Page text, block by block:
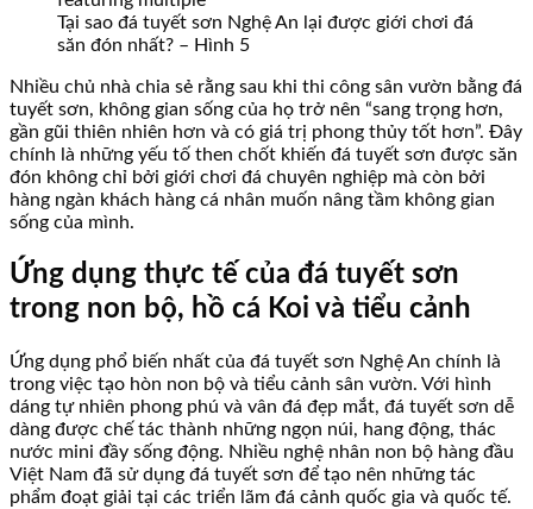
Tại sao đá tuyết sơn Nghệ An lại được giới chơi đá
săn đón nhất? – Hình 5
Nhiều chủ nhà chia sẻ rằng sau khi thi công sân vườn bằng đá
tuyết sơn, không gian sống của họ trở nên “sang trọng hơn,
gần gũi thiên nhiên hơn và có giá trị phong thủy tốt hơn”. Đây
chính là những yếu tố then chốt khiến đá tuyết sơn được săn
đón không chỉ bởi giới chơi đá chuyên nghiệp mà còn bởi
hàng ngàn khách hàng cá nhân muốn nâng tầm không gian
sống của mình.
Ứng dụng thực tế của đá tuyết sơn
trong non bộ, hồ cá Koi và tiểu cảnh
Ứng dụng phổ biến nhất của đá tuyết sơn Nghệ An chính là
trong việc tạo hòn non bộ và tiểu cảnh sân vườn. Với hình
dáng tự nhiên phong phú và vân đá đẹp mắt, đá tuyết sơn dễ
dàng được chế tác thành những ngọn núi, hang động, thác
nước mini đầy sống động. Nhiều nghệ nhân non bộ hàng đầu
Việt Nam đã sử dụng đá tuyết sơn để tạo nên những tác
phẩm đoạt giải tại các triển lãm đá cảnh quốc gia và quốc tế.